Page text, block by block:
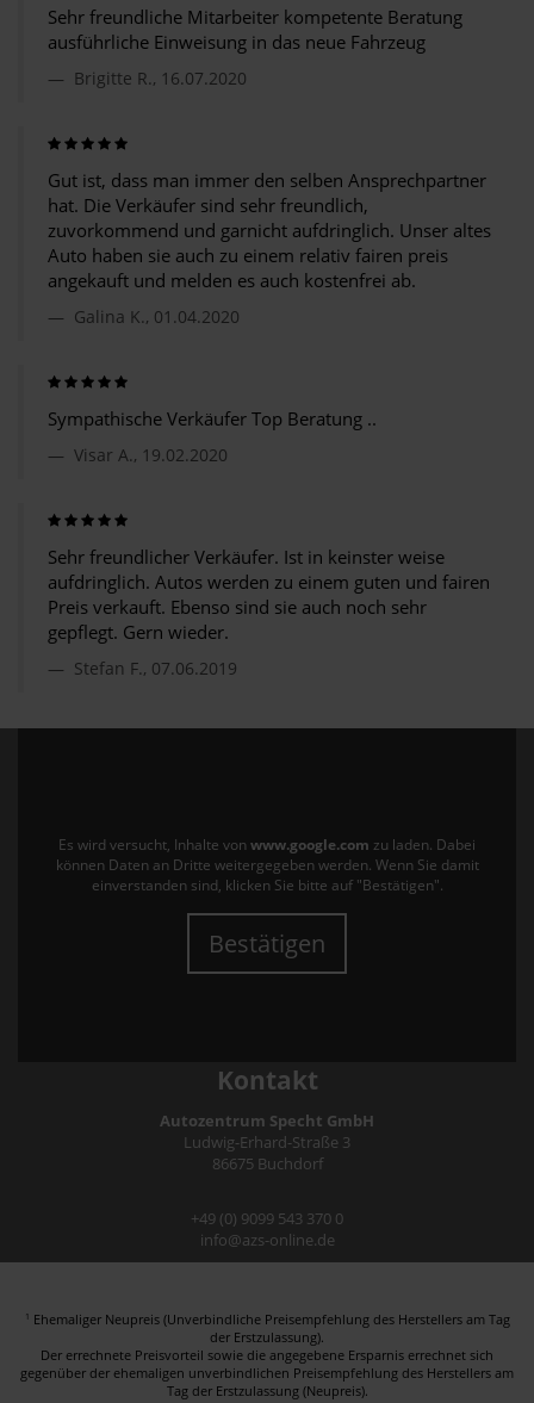
Sehr freundliche Mitarbeiter kompetente Beratung
ausführliche Einweisung in das neue Fahrzeug
Brigitte R., 16.07.2020
Gut ist, dass man immer den selben Ansprechpartner
hat. Die Verkäufer sind sehr freundlich,
zuvorkommend und garnicht aufdringlich. Unser altes
Auto haben sie auch zu einem relativ fairen preis
angekauft und melden es auch kostenfrei ab.
Galina K., 01.04.2020
Sympathische Verkäufer Top Beratung ..
Visar A., 19.02.2020
Sehr freundlicher Verkäufer. Ist in keinster weise
aufdringlich. Autos werden zu einem guten und fairen
Preis verkauft. Ebenso sind sie auch noch sehr
gepflegt. Gern wieder.
Stefan F., 07.06.2019
Es wird versucht, Inhalte von www.google.com zu laden. Dabei
können Daten an Dritte weitergegeben werden. Wenn Sie damit
einverstanden sind, klicken Sie bitte auf "Bestätigen".
Bestätigen
Kontakt
Autozentrum Specht GmbH
Ludwig-Erhard-Straße 3
86675 Buchdorf
+49 (0) 9099 543 370 0
info@azs-online.de
1 Ehemaliger Neupreis (Unverbindliche Preisempfehlung des Herstellers am Tag
der Erstzulassung).
Der errechnete Preisvorteil sowie die angegebene Ersparnis errechnet sich
gegenüber der ehemaligen unverbindlichen Preisempfehlung des Herstellers am
Tag der Erstzulassung (Neupreis).